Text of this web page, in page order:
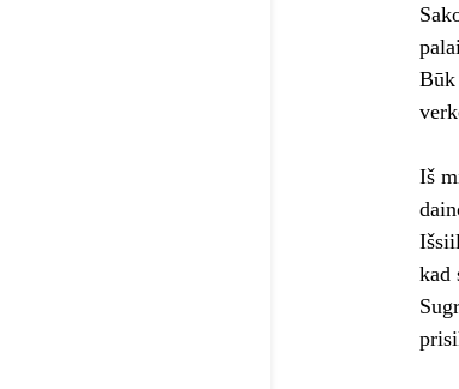
Būk
Iš
kad